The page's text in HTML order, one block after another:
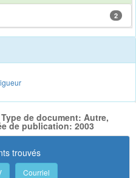
2
de document: Autre,
de publication: 2003
trouvés
Courriel